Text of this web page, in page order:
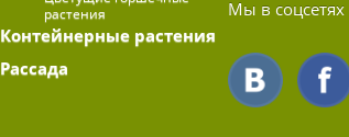
растения
Контейнерные растения
Рассада
Мы в соцсетях